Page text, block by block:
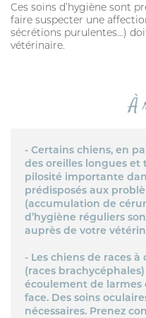
Ces soins d’hygiène sont
faire suspecter une
sécrétions purulentes…)
vétérinaire.
À
- Certains chiens, en
des oreilles longues
pilosité importante
prédisposés aux
(accumulation de
d’hygiène réguliers
auprès de votre
- Les chiens de races
(races
écoulement de larmes
face. Des soins
nécessaires. Prenez